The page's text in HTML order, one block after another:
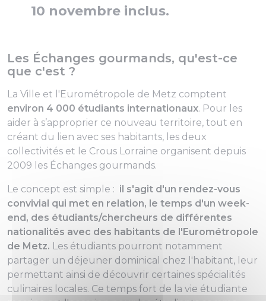
10 novembre inclus.
Les Échanges gourmands, qu'est-ce
que c'est ?
La Ville et l'Eurométropole de Metz comptent
environ 4 000 étudiants internationaux. Pour les
aider à s’approprier ce nouveau territoire, tout en
créant du lien avec ses habitants, les deux
collectivités et le Crous Lorraine organisent depuis
2009 les Échanges gourmands.
Le concept est simple : il s'agit d'un rendez-vous
convivial qui met en relation, le temps d'un week-
end, des étudiants/chercheurs de différentes
nationalités avec des habitants de l'Eurométropole
de Metz. Les étudiants pourront notamment
partager un déjeuner dominical chez l'habitant, leur
permettant ainsi de découvrir certaines spécialités
culinaires locales. Ce temps fort de la vie étudiante